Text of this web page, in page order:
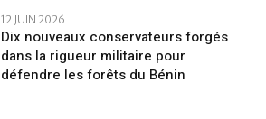
12 JUIN 2026
Dix nouveaux conservateurs forgés
dans la rigueur militaire pour
défendre les forêts du Bénin